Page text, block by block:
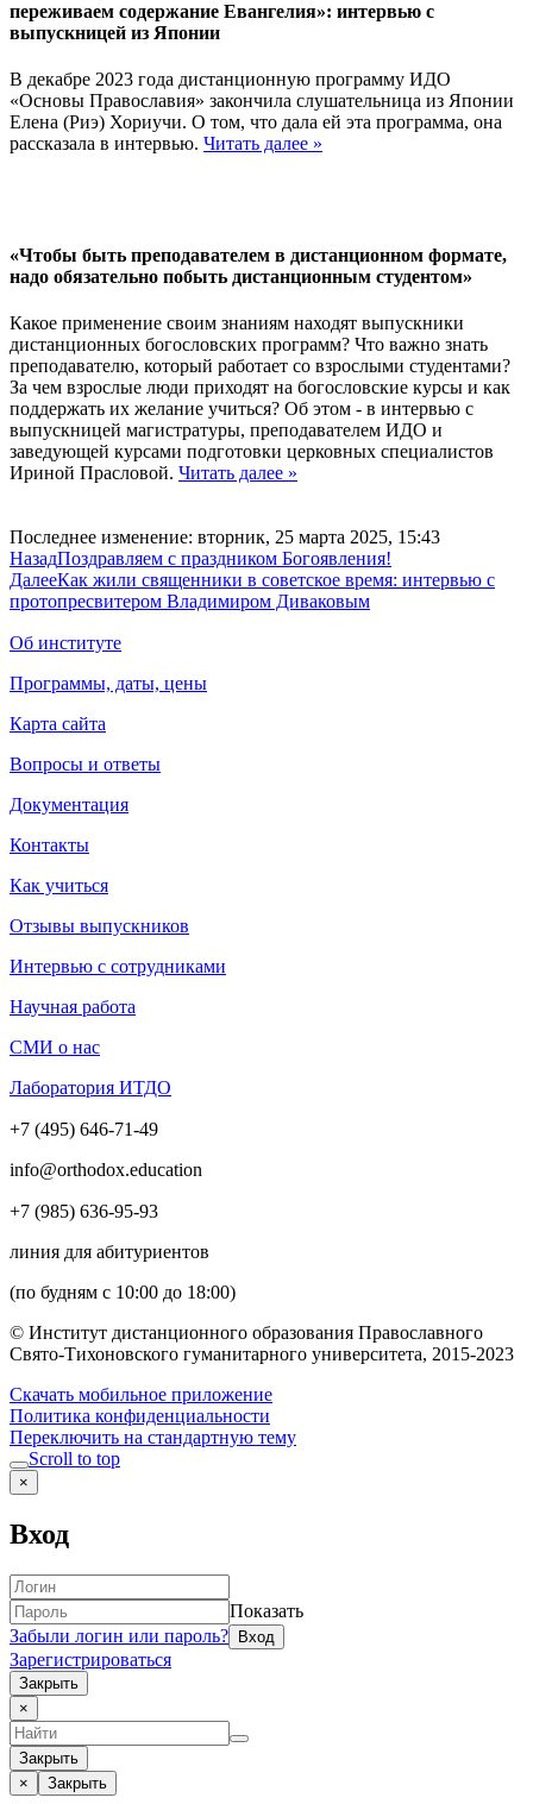
переживаем содержание Евангелия»: интервью с
выпускницей из Японии
В декабре 2023 года дистанционную программу ИДО
«Основы Православия» закончила слушательница из Японии
Елена (Риэ) Хориучи. О том, что дала ей эта программа, она
рассказала в интервью. Читать далее »
«Чтобы быть преподавателем в дистанционном формате,
надо обязательно побыть дистанционным студентом»
Какое применение своим знаниям находят выпускники
дистанционных богословских программ? Что важно знать
преподавателю, который работает со взрослыми студентами?
За чем взрослые люди приходят на богословские курсы и как
поддержать их желание учиться? Об этом - в интервью с
выпускницей магистратуры, преподавателем ИДО и
заведующей курсами подготовки церковных специалистов
Ириной Прасловой. Читать далее »
Последнее изменение: вторник, 25 марта 2025, 15:43
НазадПоздравляем с праздником Богоявления!
ДалееКак жили священники в советское время: интервью с
протопресвитером Владимиром Диваковым
Об институте
Программы, даты, цены
Карта сайта
Вопросы и ответы
Документация
Контакты
Как учиться
Отзывы выпускников
Интервью с сотрудниками
Научная работа
СМИ о нас
Лаборатория ИТДО
+7 (495) 646-71-49
info@orthodox.education
+7 (985) 636-95-93
линия для абитуриентов
(по будням с 10:00 до 18:00)
© Институт дистанционного образования Православного
Свято-Тихоновского гуманитарного университета, 2015-2023
Скачать мобильное приложение
Политика конфиденциальности
Переключить на стандартную тему
Scroll to top
×
Вход
Показать
Забыли логин или пароль?
Зарегистрироваться
Закрыть
×
Закрыть
×
Закрыть